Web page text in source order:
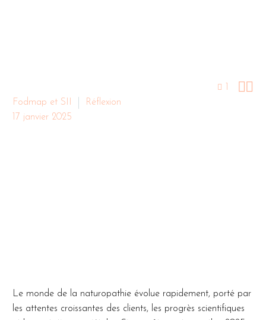

Fodmap et SII
Réflexion
17 janvier 2025
Le monde de la naturopathie évolue rapidement, porté par
les attentes croissantes des clients, les progrès scientifiques